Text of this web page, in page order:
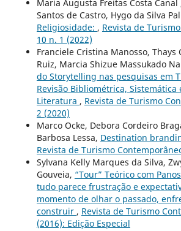
Maria Augusta Freitas Costa
Santos de Castro, Hygo da Silva
Religiosidade: , Revista de
10 n. 1 (2022)
Franciele Cristina Manosso, Thays
Ruiz, Marcia Shizue Massukado
do Storytelling nas pesquisas em
Revisão Bibliométrica,
Literatura , Revista de Turismo
2 (2020)
Marco Ocke, Debora Cordeiro
Barbosa Lessa, Destination
Revista de Turismo
Sylvana Kelly Marques da Silva,
Gouveia, “Tour” Teórico com
tudo parece frustração e
momento de olhar o passado,
construir , Revista de Turismo
(2016): Edição Especial